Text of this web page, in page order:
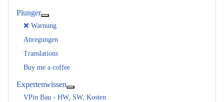
Plunger
❌ Warnung
Anregungen
Translations
Buy me a coffee
Expertenwissen
VPin Bau - HW, SW, Kosten